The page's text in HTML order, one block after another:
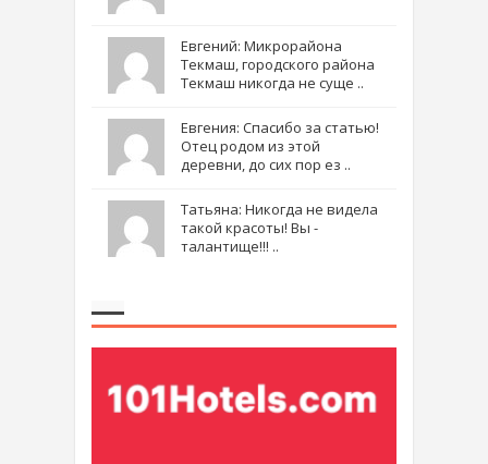
Евгений: Микрорайона
Текмаш, городского района
Текмаш никогда не суще ..
Евгения: Спасибо за статью!
Отец родом из этой
деревни, до сих пор ез ..
Татьяна: Никогда не видела
такой красоты! Вы -
талантище!!! ..